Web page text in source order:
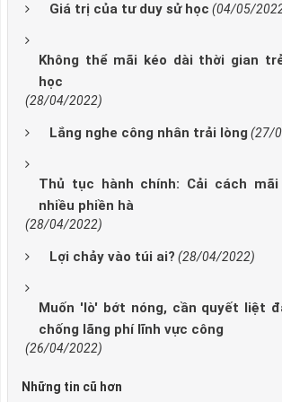
Giá trị của tư duy sử học (04/05/
Không thể mãi kéo dài thời gian
học
(28/04/2022)
Lắng nghe công nhân trải lòng (27/
Thủ tục hành chính: Cải cách mãi
nhiều phiền hà
(28/04/2022)
Lợi chảy vào túi ai? (28/04/2022)
Muốn 'lò' bớt nóng, cần quyết liệt
chống lãng phí lĩnh vực công
(26/04/2022)
Những tin cũ hơn